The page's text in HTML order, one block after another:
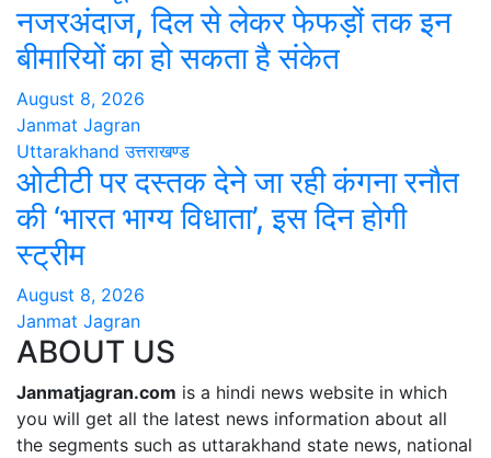
नजरअंदाज, दिल से लेकर फेफड़ों तक इन
बीमारियों का हो सकता है संकेत
August 8, 2026
Janmat Jagran
Uttarakhand उत्तराखण्ड
ओटीटी पर दस्तक देने जा रही कंगना रनौत
की ‘भारत भाग्य विधाता’, इस दिन होगी
स्ट्रीम
August 8, 2026
Janmat Jagran
ABOUT US
Janmatjagran.com is a hindi news website in which
you will get all the latest news information about all
the segments such as uttarakhand state news, national